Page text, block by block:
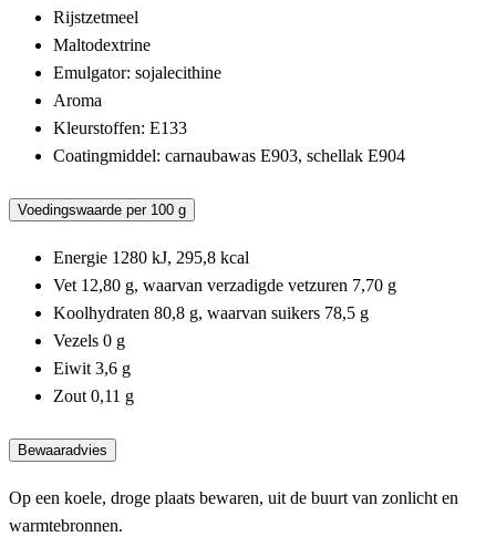
Rijstzetmeel
Maltodextrine
Emulgator: sojalecithine
Aroma
Kleurstoffen: E133
Coatingmiddel: carnaubawas E903, schellak E904
Voedingswaarde per 100 g
Energie 1280 kJ, 295,8 kcal
Vet 12,80 g, waarvan verzadigde vetzuren 7,70 g
Koolhydraten 80,8 g, waarvan suikers 78,5 g
Vezels 0 g
Eiwit 3,6 g
Zout 0,11 g
Bewaaradvies
Op een koele, droge plaats bewaren, uit de buurt van zonlicht en
warmtebronnen.